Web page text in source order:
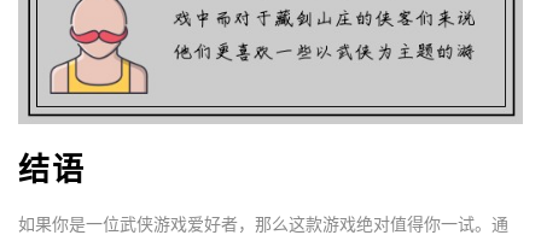
结语
如果你是一位武侠游戏爱好者，那么这款游戏绝对值得你一试。通